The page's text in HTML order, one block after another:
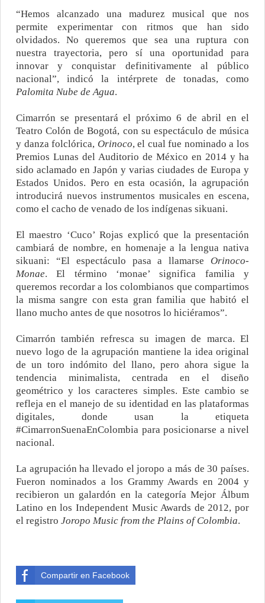
“Hemos alcanzado una madurez musical que nos
permite experimentar con ritmos que han sido
olvidados. No queremos que sea una ruptura con
nuestra trayectoria, pero sí una oportunidad para
innovar y conquistar definitivamente al público
nacional”, indicó la intérprete de tonadas, como
Palomita Nube de Agua.
Cimarrón se presentará el próximo 6 de abril en el
Teatro Colón de Bogotá, con su espectáculo de música
y danza folclórica, Orinoco, el cual fue nominado a los
Premios Lunas del Auditorio de México en 2014 y ha
sido aclamado en Japón y varias ciudades de Europa y
Estados Unidos. Pero en esta ocasión, la agrupación
introducirá nuevos instrumentos musicales en escena,
como el cacho de venado de los indígenas sikuani.
El maestro ‘Cuco’ Rojas explicó que la presentación
cambiará de nombre, en homenaje a la lengua nativa
sikuani: “El espectáculo pasa a llamarse Orinoco-
Monae. El término ‘monae’ significa familia y
queremos recordar a los colombianos que compartimos
la misma sangre con esta gran familia que habitó el
llano mucho antes de que nosotros lo hiciéramos”.
Cimarrón también refresca su imagen de marca. El
nuevo logo de la agrupación mantiene la idea original
de un toro indómito del llano, pero ahora sigue la
tendencia minimalista, centrada en el diseño
geométrico y los caracteres simples. Este cambio se
refleja en el manejo de su identidad en las plataformas
digitales, donde usan la etiqueta
#CimarronSuenaEnColombia para posicionarse a nivel
nacional.
La agrupación ha llevado el joropo a más de 30 países.
Fueron nominados a los Grammy Awards en 2004 y
recibieron un galardón en la categoría Mejor Álbum
Latino en los Independent Music Awards de 2012, por
el registro Joropo Music from the Plains of Colombia.
Compartir en Facebook